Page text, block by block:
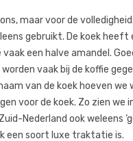
maar voor de
gebruikt. De koek heeft
een halve amandel.
vaak bij de koffie
van de koek hoeven we
voor de koek. Zo zien we
Nederland ook weleens
een soort luxe traktatie is.